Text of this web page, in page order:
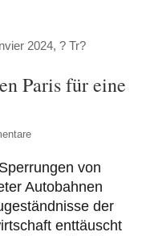
2024, ? Tr?
Paris für eine
von
Autobahnen
der
enttäuscht